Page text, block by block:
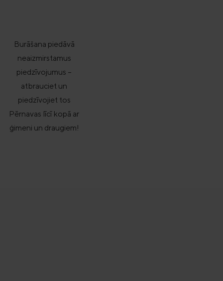
Burāšana piedāvā
neaizmirstamus
piedzīvojumus –
atbrauciet un
piedzīvojiet tos
Pērnavas līcī kopā ar
ģimeni un draugiem!